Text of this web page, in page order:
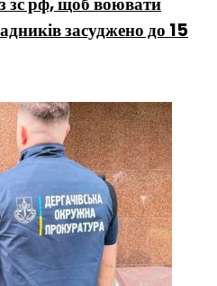
засуджено до 15